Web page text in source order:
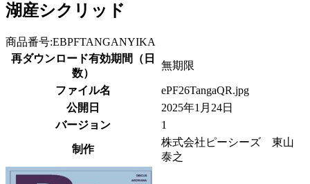
湖産シクリッド
商品番号:EBPFTANGANYIKA
再ダウンロード有効期間（日
数）
無期限
ファイル名
ePF26TangaQR.jpg
公開日
2025年1月24日
バージョン
1
制作
株式会社ピーシーズ 東山
泰之